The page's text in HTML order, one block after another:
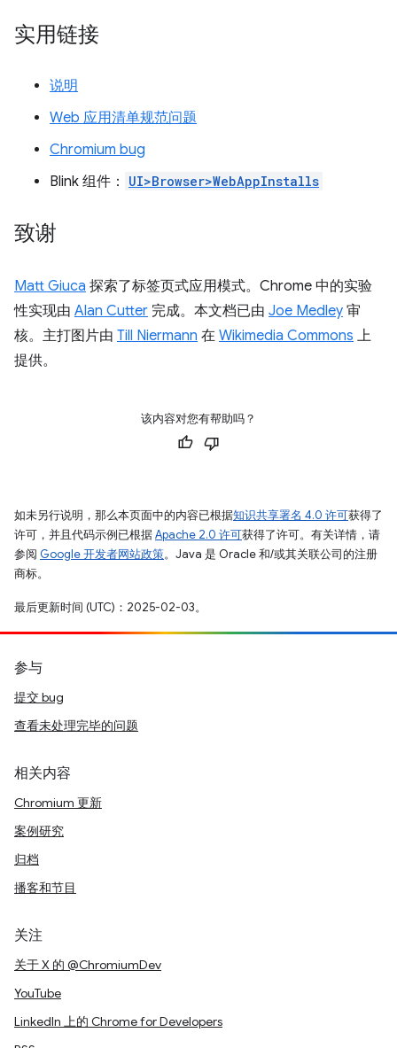
实用链接
说明
Web 应用清单规范问题
Chromium bug
Blink 组件：
UI>Browser>WebAppInstalls
致谢
Matt Giuca 探索了标签页式应用模式。Chrome 中的实验
性实现由 Alan Cutter 完成。本文档已由 Joe Medley 审
核。主打图片由 Till Niermann 在 Wikimedia Commons 上
提供。
该内容对您有帮助吗？
如未另行说明，那么本页面中的内容已根据知识共享署名 4.0 许可获得了
许可，并且代码示例已根据Apache 2.0 许可获得了许可。有关详情，请
参阅 Google 开发者网站政策。Java 是 Oracle 和/或其关联公司的注册
商标。
最后更新时间 (UTC)：2025-02-03。
参与
提交 bug
查看未处理完毕的问题
相关内容
Chromium 更新
案例研究
归档
播客和节目
关注
关于 X 的 @ChromiumDev
YouTube
LinkedIn 上的 Chrome for Developers